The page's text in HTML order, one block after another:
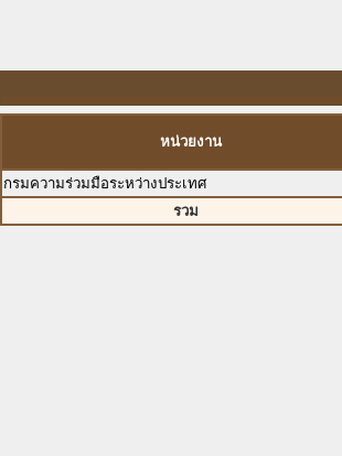
หน่วยงาน
กรมความร่วมมือระหว่างประเทศ
รวม